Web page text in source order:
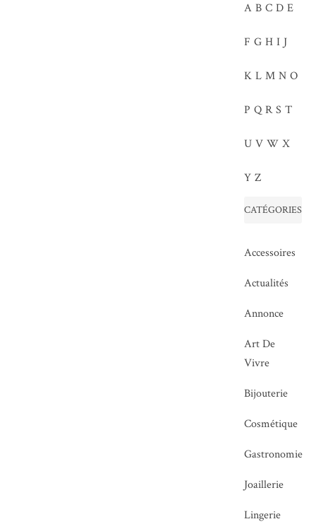
A B C D E
F G H I J
K L M N O
P Q R S T
U V W X
Y Z
CATÉGORIES
Accessoires
Actualités
Annonce
Art De
Vivre
Bijouterie
Cosmétique
Gastronomie
Joaillerie
Lingerie